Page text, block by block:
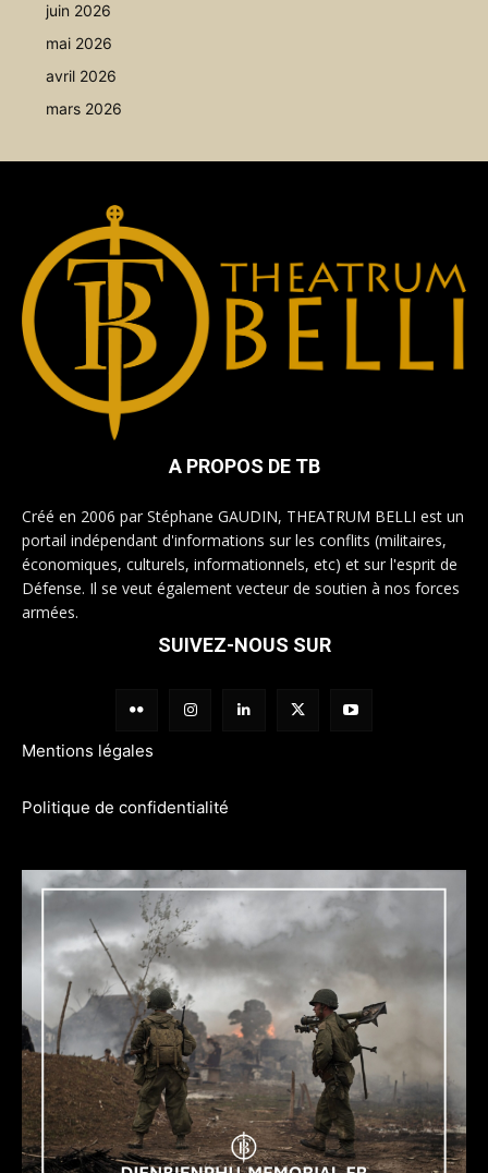
juin 2026
mai 2026
avril 2026
mars 2026
A PROPOS DE TB
Créé en 2006 par Stéphane GAUDIN, THEATRUM BELLI est un
portail indépendant d'informations sur les conflits (militaires,
économiques, culturels, informationnels, etc) et sur l'esprit de
Défense. Il se veut également vecteur de soutien à nos forces
armées.
SUIVEZ-NOUS SUR
Mentions légales
Politique de confidentialité